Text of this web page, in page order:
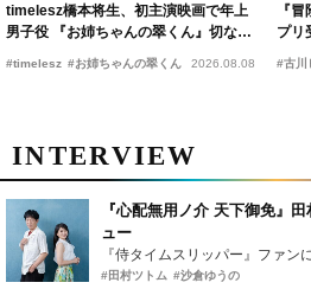
timelesz橋本将生、初主演映画で年上
男子役 『お姉ちゃんの翠くん』切ない
恋の幕開けを予感
#timelesz #お姉ちゃんの翠くん 2026.08.08
『
プリ
時上
#古川
INTERVIEW
『心配無用ノ介 天下御免』
ュー
#田村ツトム #沙倉ゆうの